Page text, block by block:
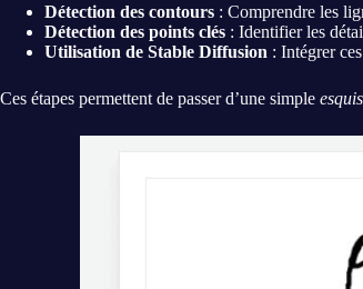
Détection des contours : Comprendre les
Détection des points clés : Identifier les
Utilisation de Stable Diffusion : Intégrer
Ces étapes permettent de passer d’une simple